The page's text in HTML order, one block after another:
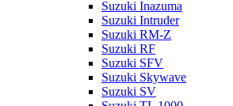
Suzuki Inazuma
Suzuki Intruder
Suzuki RM-Z
Suzuki RF
Suzuki SFV
Suzuki Skywave
Suzuki SV